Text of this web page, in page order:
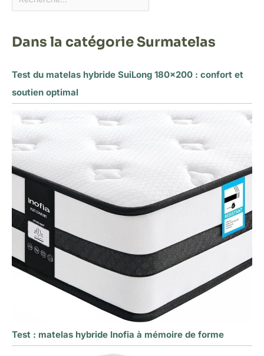
Dans la catégorie Surmatelas
Test du matelas hybride SuiLong 180×200 : confort et
soutien optimal
Test : matelas hybride Inofia à mémoire de forme